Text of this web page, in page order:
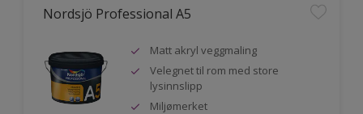
Nordsjö Professional A5
Matt akryl veggmaling
Velegnet til rom med store
lysinnslipp
Miljømerket